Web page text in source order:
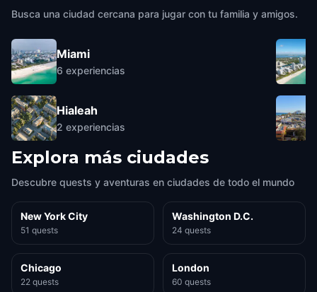
Busca una ciudad cercana para jugar con tu familia y amigos.
Miami
6 experiencias
Hialeah
2 experiencias
Explora más ciudades
Descubre quests y aventuras en ciudades de todo el mundo
New York City
51 quests
Washington D.C.
24 quests
Chicago
22 quests
London
60 quests